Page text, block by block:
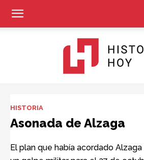
Hoy
HISTORIA
Asonada de Alzaga
El plan que había acordado